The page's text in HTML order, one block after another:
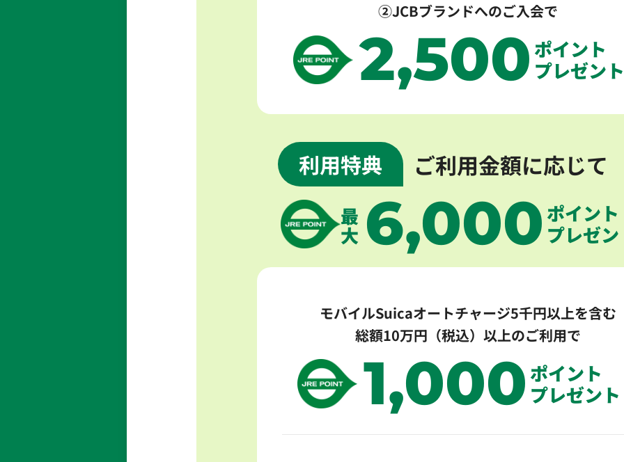
②JCBブランドへのご入会で
2,500 ポイント
プレゼン
利用特典 ご利用金額に応じて
最
大 6,000 ポイント
プレゼ
モバイルSuicaオートチャージ5千円以上を含む
総額10万円（税込）以上のご利用で
1,000 ポイント
プレゼン